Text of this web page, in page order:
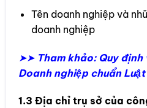
Tên doanh nghiệp và
doanh nghiệp
➤➤ Tham khảo: Quy
Doanh nghiệp chuẩn
1.3 Địa chỉ trụ sở của